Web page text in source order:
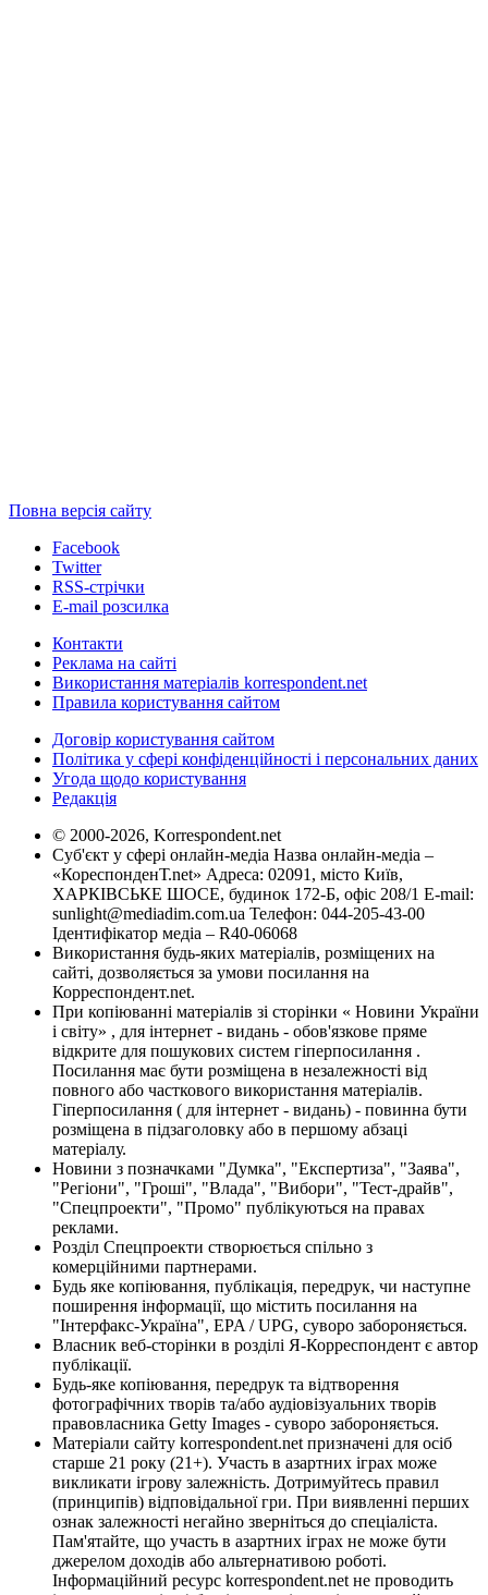
Повна версія сайту
Facebook
Twitter
RSS-стрічки
E-mail розсилка
Контакти
Реклама на сайті
Використання матеріалів korrespondent.net
Правила користування сайтом
Договір користування сайтом
Політика у сфері конфіденційності і персональних даних
Угода щодо користування
Редакція
© 2000-2026, Korrespondent.net
Суб'єкт у сфері онлайн-медіа Назва онлайн-медіа –
«КореспонденТ.net» Адреса: 02091, місто Київ,
ХАРКІВСЬКЕ ШОСЕ, будинок 172-Б, офіс 208/1 E-mail:
sunlight@mediadim.com.ua Телефон: 044-205-43-00
Ідентифікатор медіа – R40-06068
Використання будь-яких матеріалів, розміщених на
сайті, дозволяється за умови посилання на
Корреспондент.net.
При копіюванні матеріалів зі сторінки « Новини України
і світу» , для інтернет - видань - обов'язкове пряме
відкрите для пошукових систем гіперпосилання .
Посилання має бути розміщена в незалежності від
повного або часткового використання матеріалів.
Гіперпосилання ( для інтернет - видань) - повинна бути
розміщена в підзаголовку або в першому абзаці
матеріалу.
Новини з позначками "Думка", "Експертиза", "Заява",
"Регіони", "Гроші", "Влада", "Вибори", "Тест-драйв",
"Спецпроекти", "Промо" публікуються на правах
реклами.
Розділ Спецпроекти створюється спільно з
комерційними партнерами.
Будь яке копіювання, публікація, передрук, чи наступне
поширення інформації, що містить посилання на
"Інтерфакс-Україна", EPA / UPG, суворо забороняється.
Власник веб-сторінки в розділі Я-Корреспондент є автор
публікації.
Будь-яке копіювання, передрук та відтворення
фотографічних творів та/або аудіовізуальних творів
правовласника Getty Images - суворо забороняється.
Матеріали сайту korrespondent.net призначені для осіб
старше 21 року (21+). Участь в азартних іграх може
викликати ігрову залежність. Дотримуйтесь правил
(принципів) відповідальної гри. При виявленні перших
ознак залежності негайно зверніться до спеціаліста.
Пам'ятайте, що участь в азартних іграх не може бути
джерелом доходів або альтернативою роботі.
Інформаційний ресурс korrespondent.net не проводить